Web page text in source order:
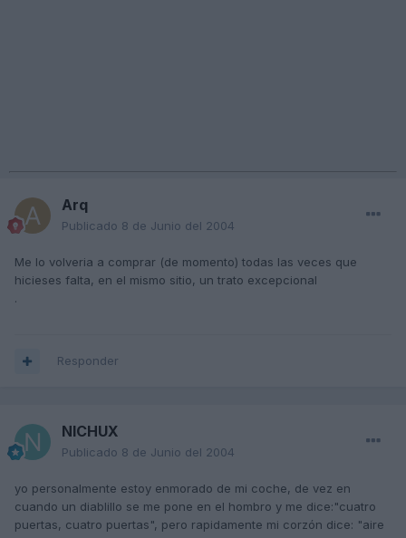
Arq
Publicado 8 de Junio del 2004
Me lo volveria a comprar (de momento) todas las veces que
hicieses falta, en el mismo sitio, un trato excepcional
.
Responder
NICHUX
Publicado 8 de Junio del 2004
yo personalmente estoy enmorado de mi coche, de vez en
cuando un diablillo se me pone en el hombro y me dice:"cuatro
puertas, cuatro puertas", pero rapidamente mi corzón dice: "aire